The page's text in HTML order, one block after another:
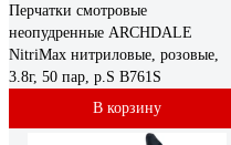
Перчатки смотровые
неопудренные ARCHDALE
NitriMax нитриловые, розовые,
3.8г, 50 пар, р.S B761S
В корзину